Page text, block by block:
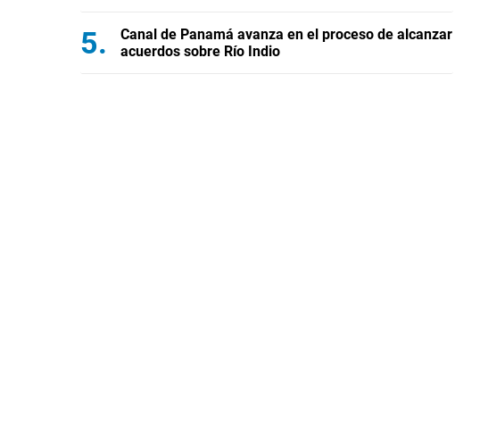
Canal de Panamá avanza en el proceso de alcanzar
acuerdos sobre Río Indio